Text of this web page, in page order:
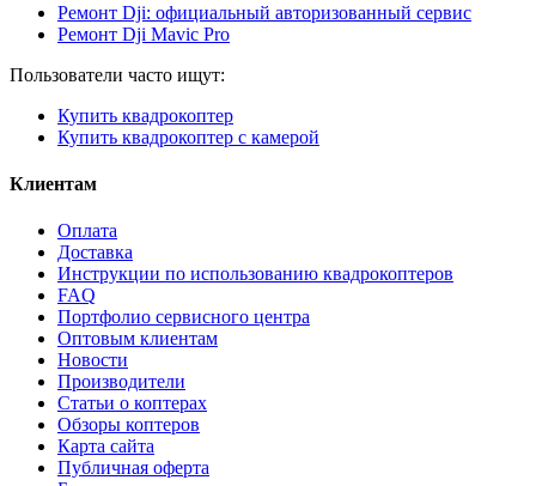
Ремонт Dji: официальный авторизованный сервис
Ремонт Dji Mavic Pro
Пользователи часто ищут:
Купить квадрокоптер
Купить квадрокоптер с камерой
Клиентам
Оплата
Доставка
Инструкции по использованию квадрокоптеров
FAQ
Портфолио сервисного центра
Оптовым клиентам
Новости
Производители
Статьи о коптерах
Обзоры коптеров
Карта сайта
Публичная оферта